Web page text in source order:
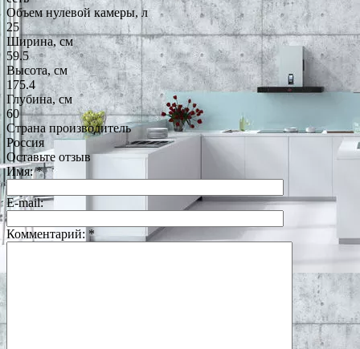
Объем нулевой камеры, л
25
Ширина, см
59.5
Высота, см
175.4
Глубина, см
60
Страна производитель
Россия
Оставьте отзыв
Имя:*
E-mail:
Комментарий: *